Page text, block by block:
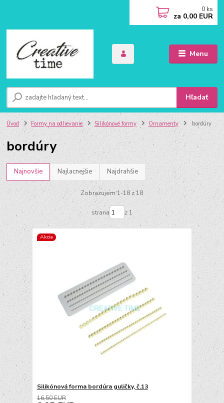
Menu
Hľadať
0 ks
za 0,00 EUR
Úvod Formy na odlievanie Silikónové formy Ornamenty bordúry
bordúry
Najnovšie Najlacnejšie Najdrahšie
Zobrazujem 1-18 z 18
strana z 1
Akcia
Silikónová forma bordúra guličky, č.13
16,50 EUR